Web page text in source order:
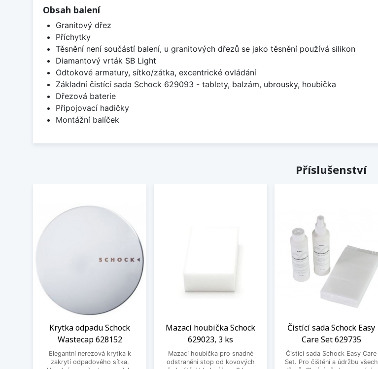
Obsah balení
Granitový dřez
Příchytky
Těsnění není součástí balení, u granitových dřezů se jako těsnění používá silikon
Diamantový vrták SB Light
Odtokové armatury, sítko/zátka, excentrické ovládání
Základní čistící sada Schock 629093 - tablety, balzám, ubrousky, houbička
Dřezová baterie
Připojovací hadičky
Montážní balíček
Příslušenství
Krytka odpadu Schock
Wastecap 628152
Elegantní nerezová krytka k
zakrytí odpadového sítka.
Mazací houbička Schock
629023, 3 ks
Mazací houbička pro snadné
odstranění stop od kovových
Čistící sada Schock Easy
Care Set 629735
Čistící sada Schock Easy Care
Set. Pro čištění a údržbu všech